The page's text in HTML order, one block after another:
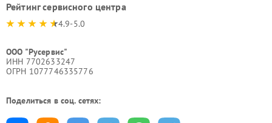
Рейтинг сервисного центра
4.9-5.0
ООО "Русервис"
ИНН 7702633247
ОГРН 1077746335776
Поделиться в соц. сетях: